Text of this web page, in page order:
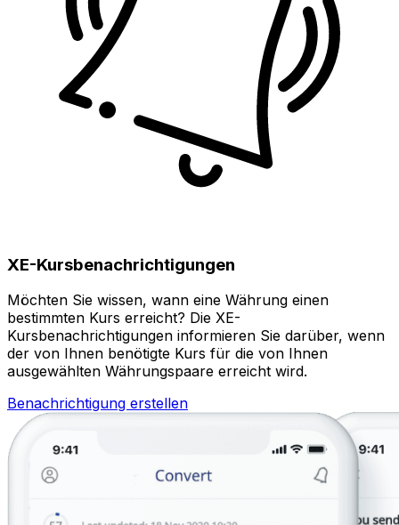
XE-Kursbenachrichtigungen
Möchten Sie wissen, wann eine Währung einen
bestimmten Kurs erreicht? Die XE-
Kursbenachrichtigungen informieren Sie darüber, wenn
der von Ihnen benötigte Kurs für die von Ihnen
ausgewählten Währungspaare erreicht wird.
Benachrichtigung erstellen